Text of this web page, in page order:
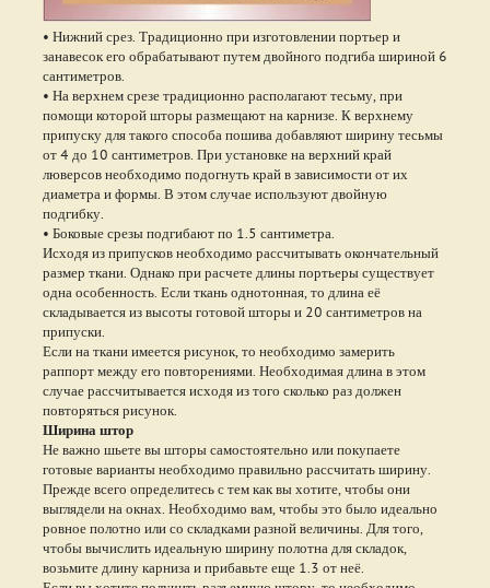
• Нижний срез. Традиционно при изготовлении портьер и
занавесок его обрабатывают путем двойного подгиба шириной 6
сантиметров.
• На верхнем срезе традиционно располагают тесьму, при
помощи которой шторы размещают на карнизе. К верхнему
припуску для такого способа пошива добавляют ширину тесьмы
от 4 до 10 сантиметров. При установке на верхний край
люверсов необходимо подогнуть край в зависимости от их
диаметра и формы. В этом случае используют двойную
подгибку.
• Боковые срезы подгибают по 1.5 сантиметра.
Исходя из припусков необходимо рассчитывать окончательный
размер ткани. Однако при расчете длины портьеры существует
одна особенность. Если ткань однотонная, то длина её
складывается из высоты готовой шторы и 20 сантиметров на
припуски.
Если на ткани имеется рисунок, то необходимо замерить
раппорт между его повторениями. Необходимая длина в этом
случае рассчитывается исходя из того сколько раз должен
повторяться рисунок.
Ширина штор
Не важно шьете вы шторы самостоятельно или покупаете
готовые варианты необходимо правильно рассчитать ширину.
Прежде всего определитесь с тем как вы хотите, чтобы они
выглядели на окнах. Необходимо вам, чтобы это было идеально
ровное полотно или со складками разной величины. Для того,
чтобы вычислить идеальную ширину полотна для складок,
возьмите длину карниза и прибавьте еще 1.3 от неё.